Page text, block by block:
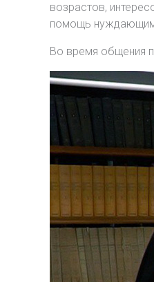
возрастов,
помощь
Во время общения